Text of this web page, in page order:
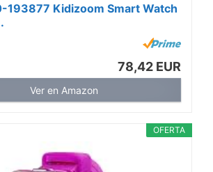
193877 Kidizoom Smart Watch
78,42 EUR
Ver en Amazon
OFERTA